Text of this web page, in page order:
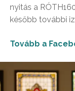
nyitás a
később további
Tovább a